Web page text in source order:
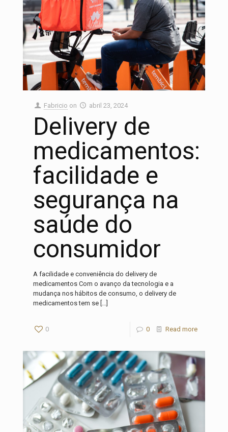
Fabricio on abril 23, 2024
Delivery de
medicamentos:
facilidade e
segurança na
saúde do
consumidor
A facilidade e conveniência do delivery de
medicamentos Com o avanço da tecnologia e a
mudança nos hábitos de consumo, o delivery de
medicamentos tem se […]
0 0 Read more